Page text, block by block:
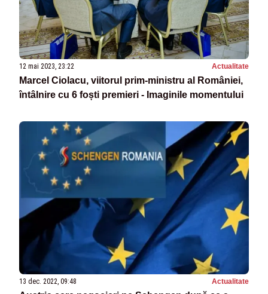
12 mai 2023, 23:22 Actualitate
Marcel Ciolacu, viitorul prim-ministru al României,
întâlnire cu 6 foști premieri - Imaginile momentului
13 dec. 2022, 09:48 Actualitate